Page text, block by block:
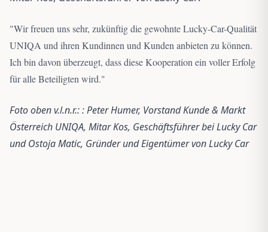
"Wir freuen uns sehr, zukünftig die gewohnte Lucky-Car-Qualität
UNIQA und ihren Kundinnen und Kunden anbieten zu können.
Ich bin davon überzeugt, dass diese Kooperation ein voller Erfolg
für alle Beteiligten wird."
Foto oben v.l.n.r.: : Peter Humer, Vorstand Kunde & Markt
Österreich UNIQA, Mitar Kos, Geschäftsführer bei Lucky Car
und Ostoja Matic, Gründer und Eigentümer von Lucky Car